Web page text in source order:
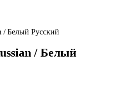
/ Белый Русский
/ Белый